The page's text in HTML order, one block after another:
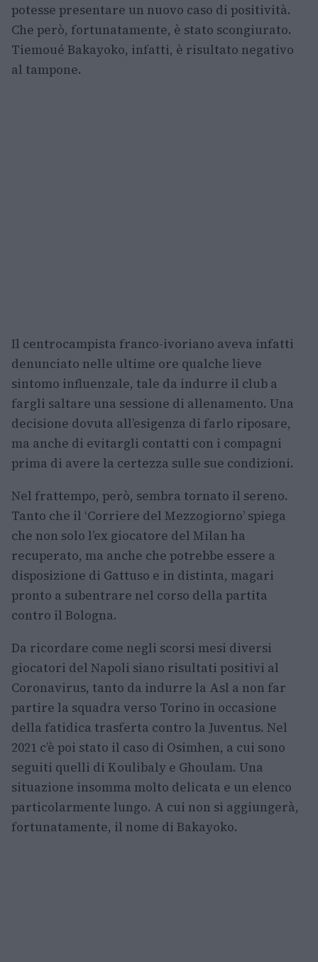
potesse presentare un nuovo caso di positività.
Che però, fortunatamente, è stato scongiurato.
Tiemoué Bakayoko, infatti, è risultato negativo
al tampone.
Il centrocampista franco-ivoriano aveva infatti
denunciato nelle ultime ore qualche lieve
sintomo influenzale, tale da indurre il club a
fargli saltare una sessione di allenamento. Una
decisione dovuta all’esigenza di farlo riposare,
ma anche di evitargli contatti con i compagni
prima di avere la certezza sulle sue condizioni.
Nel frattempo, però, sembra tornato il sereno.
Tanto che il ‘Corriere del Mezzogiorno’ spiega
che non solo l’ex giocatore del Milan ha
recuperato, ma anche che potrebbe essere a
disposizione di Gattuso e in distinta, magari
pronto a subentrare nel corso della partita
contro il Bologna.
Da ricordare come negli scorsi mesi diversi
giocatori del Napoli siano risultati positivi al
Coronavirus, tanto da indurre la Asl a non far
partire la squadra verso Torino in occasione
della fatidica trasferta contro la Juventus. Nel
2021 c’è poi stato il caso di Osimhen, a cui sono
seguiti quelli di Koulibaly e Ghoulam. Una
situazione insomma molto delicata e un elenco
particolarmente lungo. A cui non si aggiungerà,
fortunatamente, il nome di Bakayoko.